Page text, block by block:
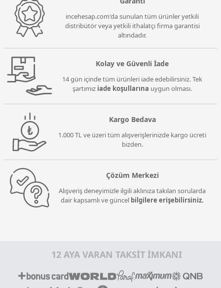
incehesap.com'da sunulan tüm ürünler yetkili
distribütör veya yetkili ithalatçı firma garantisi
altındadır.
Kolay ve Güvenli İade
14 gün içinde tüm ürünleri iade edebilirsiniz. Tek
şartımız iade koşullarına uygun olması.
Kargo Bedava
1.000 TL ve üzeri tüm alışverişlerinizde kargo ücreti
bizden.
Çözüm Merkezi
Alışveriş deneyimizle ilgili aklınıza takılan sorularda
dair kapsamlı ve güncel bilgilere erişebilirsiniz.
12 AYA VARAN TAKSİT İMKANI